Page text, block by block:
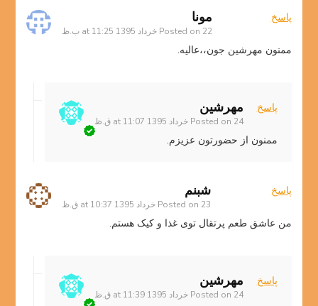
مونا
Posted on 22 خرداد 1395 at 11:25 ب.ظ
پاسخ
ممنون مهرشین جون،،عالیه.
مهرشین
Posted on 24 خرداد 1395 at 11:07 ق.ظ
پاسخ
ممنون از حضورتون عزیزم.
شبنم
Posted on 23 خرداد 1395 at 10:37 ق.ظ
پاسخ
من عاشق طعم پرتقال توی غذا و کیک هستم.
مهرشین
Posted on 24 خرداد 1395 at 11:39 ق.ظ
پاسخ